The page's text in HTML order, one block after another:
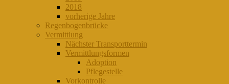
2018
vorherige Jahre
Regenbogenbrücke
Vermittlung
Nächster Transporttermin
Vermittlungsformen
Adoption
Pflegestelle
Vorkontrolle